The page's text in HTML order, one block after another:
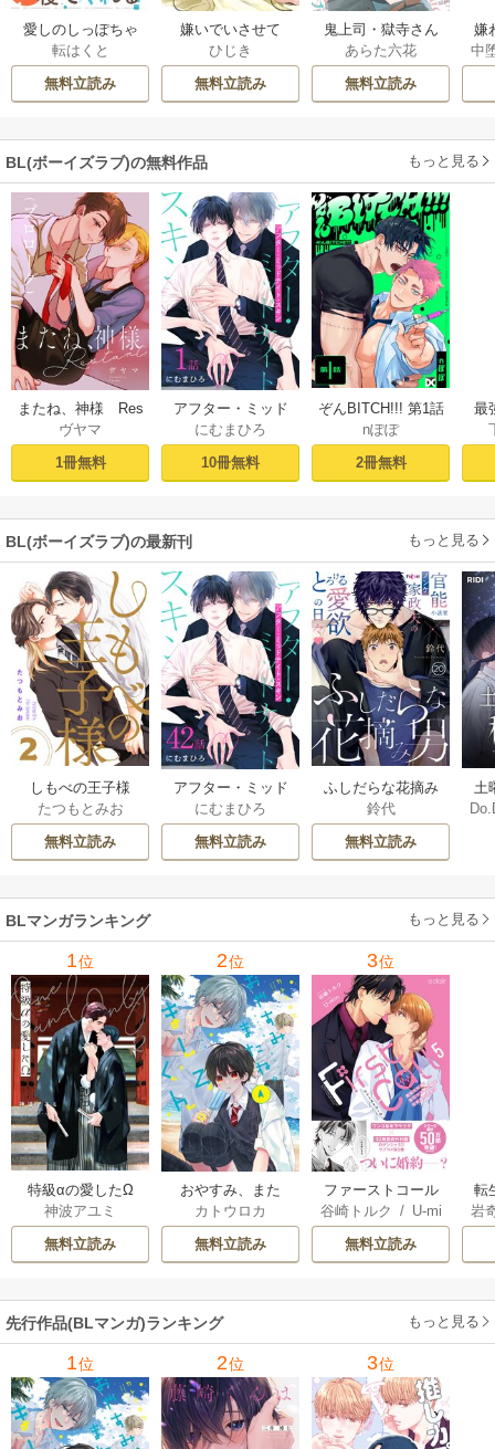
愛しのしっぽちゃ
ん
転はくと
無料立読み
嫌いでいさせて
ひじき
無料立読み
鬼上司・獄寺さん
は暴かれたい。
【コミックス版】
あらた六花
無料立読み
嫌
は
中
BL(ボーイズラブ)の無料作品 もっと見る
またね、神様 Res
tart［ばら売り］
プロローグ
ヴヤマ
1冊無料
アフター・ミッド
ナイト・スキン
［ばら売り］ 第1話
にむまひろ
10冊無料
ぞんBITCH!!! 第1話
nぽぽ
2冊無料
最
BL(ボーイズラブ)の最新刊 もっと見る
しもべの王子様
【描き下ろしおま
け付き特装版】 2巻
たつもとみお
無料立読み
アフター・ミッド
ナイト・スキン
［ばら売り］ 42巻
にむまひろ
無料立読み
ふしだらな花摘み
男 20巻
鈴代
無料立読み
土
上
BLマンガランキング もっと見る
1位
特級αの愛したΩ
神波アユミ
無料立読み
2位
おやすみ、また
ね。ましろくん。
【電子限定漫画付
き】
カトウロカ
無料立読み
3位
ファーストコール
～童貞外科医、年
下ヤクザの嫁にさ
れそうです！～
ア限定描き下ろし
谷崎トルク / U-mi
n
無料立読み
転
な
岩
先行作品(BLマンガ)ランキング もっと見る
1位 2位 3位